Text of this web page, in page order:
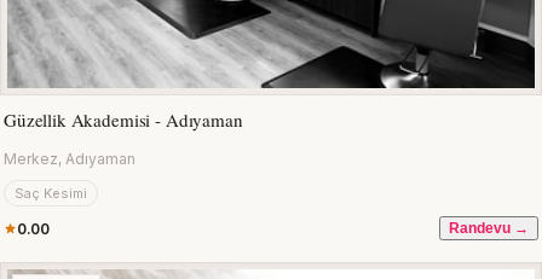
Güzellik Akademisi - Adıyaman
Merkez, Adıyaman
Saç Kesimi
0.00 Randevu →